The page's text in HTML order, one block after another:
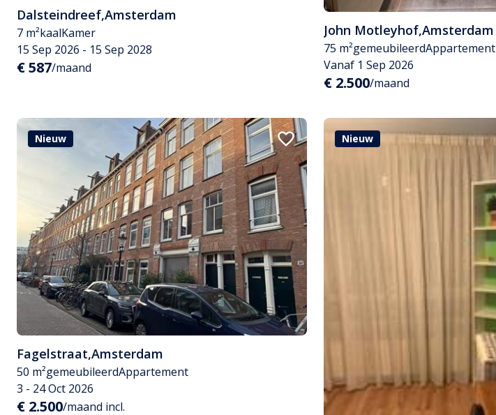
Dalsteindreef,Amsterdam
7 m²kaalKamer
15 Sep 2026 - 15 Sep 2028
€ 587/maand
John Motleyhof,Amsterdam
75 m²gemeubileerdAppartement
Vanaf 1 Sep 2026
€ 2.500/maand
Nieuw
Fagelstraat,Amsterdam
50 m²gemeubileerdAppartement
3 - 24 Oct 2026
€ 2.500/maand incl.
Nieuw